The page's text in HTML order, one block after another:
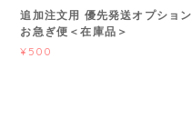
追加注文用 優先発送オプション
お急ぎ便＜在庫品＞
¥500